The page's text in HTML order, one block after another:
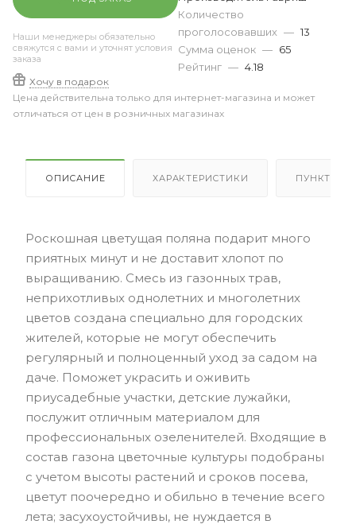
Наши менеджеры обязательно
свяжутся с вами и уточнят условия
заказа
Хочу в подарок
Количество
проголосовавших — 13
Сумма оценок — 65
Рейтинг — 4.18
Цена действительна только для интернет-магазина и может
отличаться от цен в розничных магазинах
ОПИСАНИЕ ХАРАКТЕРИСТИКИ ПУНКТЫ
Роскошная цветущая поляна подарит много
приятных минут и не доставит хлопот по
выращиванию. Смесь из газонных трав,
неприхотливых однолетних и многолетних
цветов создана специально для городских
жителей, которые не могут обеспечить
регулярный и полноценный уход за садом на
даче. Поможет украсить и оживить
приусадебные участки, детские лужайки,
послужит отличным материалом для
профессиональных озеленителей. Входящие в
состав газона цветочные культуры подобраны
с учетом высоты растений и сроков посева,
цветут поочередно и обильно в течение всего
лета; засухоустойчивы, не нуждается в